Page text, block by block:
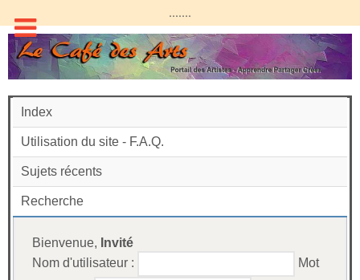
.......
Index
Utilisation du site - F.A.Q.
Sujets récents
Recherche
Bienvenue, Invité
Nom d'utilisateur :
Mot